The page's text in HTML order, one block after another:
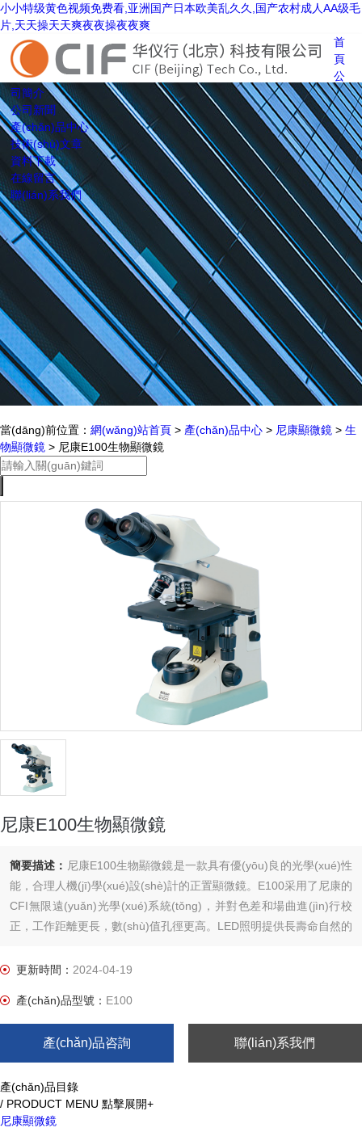
小小特级黄色视频免费看,亚洲国产日本欧美乱久久,国产农村成人AA级毛
片,天天操天天爽夜夜操夜夜爽
首
頁
公
司簡介
公司新聞
產(chǎn)品中心
技術(shù)文章
資料下載
在線留言
聯(lián)系我們
當(dāng)前位置： 網(wǎng)站首頁 > 產(chǎn)品中心 > 尼康顯微鏡 > 生
物顯微鏡 > 尼康E100生物顯微鏡
尼康E100生物顯微鏡
簡要描述： 尼康E100生物顯微鏡是一款具有優(yōu)良的光學(xué)性
能，合理人機(jī)學(xué)設(shè)計的正置顯微鏡。E100采用了尼康的
CFI無限遠(yuǎn)光學(xué)系統(tǒng)，并對色差和場曲進(jìn)行校
正，工作距離更長，數(shù)值孔徑更高。LED照明提供長壽命自然的
各個放大倍數(shù)下得到清晰明亮的圖像。
更新時間： 2024-04-19
產(chǎn)品型號： E100
產(chǎn)品咨詢 聯(lián)系我們
產(chǎn)品目錄
/ PRODUCT MENU 點擊展開+
尼康顯微鏡